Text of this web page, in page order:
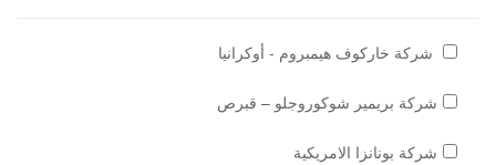
شركة خاركوف هيمبروم - أوكرانيا
شركة بريمير شوكوروجلو – قبرص
شركة بونانزا الامريكية